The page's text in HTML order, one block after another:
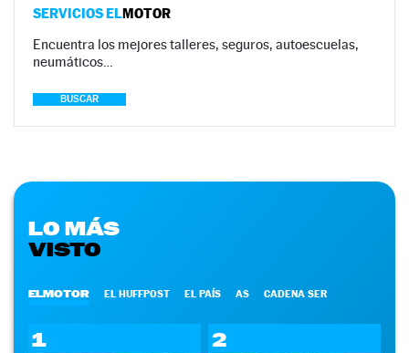
SERVICIOS ELMOTOR
Encuentra los mejores talleres, seguros, autoescuelas,
neumáticos…
BUSCAR
LO MÁS
VISTO
ELMOTOR EL HUFFPOST EL PAÍS AS CADENA SER
1 2